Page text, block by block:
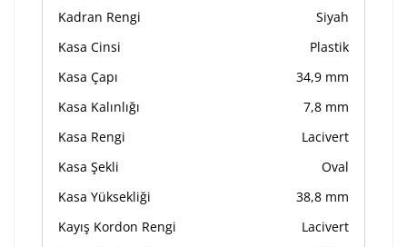
Kadran Rengi
Siyah
Kasa Cinsi
Plastik
Kasa Çapı
34,9 mm
Kasa Kalınlığı
7,8 mm
Kasa Rengi
Lacivert
Kasa Şekli
Oval
Kasa Yüksekliği
38,8 mm
Kayış Kordon Rengi
Lacivert